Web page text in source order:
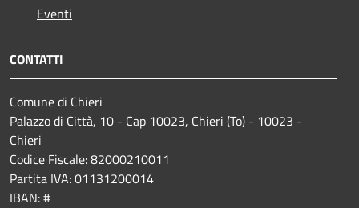
Eventi
CONTATTI
Comune di Chieri
Palazzo di Città, 10 - Cap 10023, Chieri (To) - 10023 -
Chieri
Codice Fiscale: 82000210011
Partita IVA: 01131200014
IBAN: #